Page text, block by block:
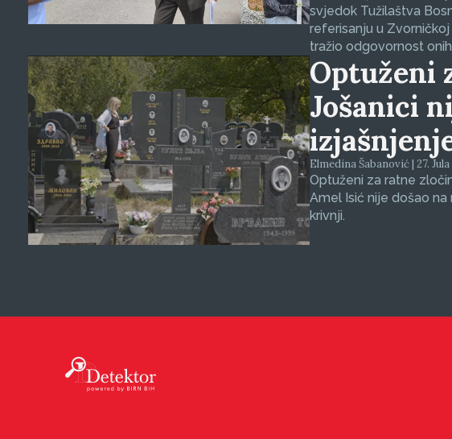
svjedok Tužilaštva
referisanju u
tražio odgovornost
Optuženi
Jošanici
Elmedina Šabanović | 27. Jula
Optuženi za ratne
Amel Isić nije došao
krivnji.